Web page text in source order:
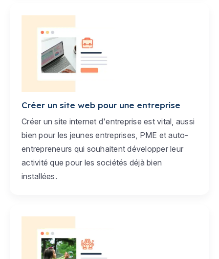
Créer un site web pour une entreprise
Créer un site internet d'entreprise est vital, aussi
bien pour les jeunes entreprises, PME et auto-
entrepreneurs qui souhaitent développer leur
activité que pour les sociétés déjà bien
installées.